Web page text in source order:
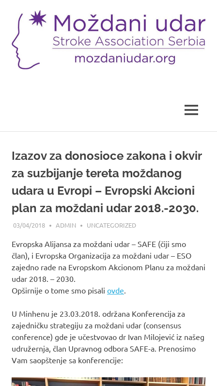
content
MENU
Izazov za donosioce zakona i okvir
za suzbijanje tereta moždanog
udara u Evropi – Evropski Akcioni
plan za moždani udar 2018.-2030.
03/04/2018 ADMIN UNCATEGORIZED
Evropska Alijansa za moždani udar – SAFE (čiji smo
član), i Evropska Organizacija za moždani udar – ESO
zajedno rade na Evropskom Akcionom Planu za moždani
udar 2018. – 2030.
Opširnije o tome smo pisali ovde
U Minhenu je 23.03.2018. održana Konferencija za
zajedničku strategiju za moždani udar (consensus
conference) gde je učestvovao dr Ivan Milojević iz našeg
udružernja, član Upravnog odbora SAFE-a. Prenosimo
Vam saopštenje sa konferencije: